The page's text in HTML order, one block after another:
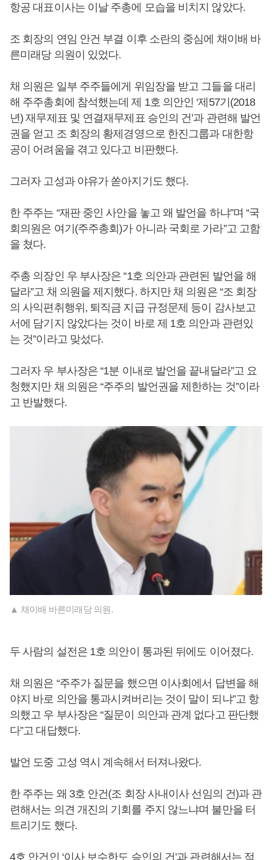
항공 대표이사는 이날 주총에 모습을 비치지 않았다.
조 회장의 연임 안건 부결 이후 소란의 중심에 채이배 바
른미래당 의원이 있었다.
채 의원은 일부 주주들에게 위임장을 받고 그들을 대리
해 주주총회에 참석했는데 제 1호 의안인 ‘제57기(2018
년) 재무제표 및 연결재무제표 승인의 건’과 관련해 발언
권을 얻고 조 회장의 황제경영으로 한진그룹과 대한항
공이 어려움을 겪고 있다고 비판했다.
그러자 고성과 야유가 쏟아지기도 했다.
한 주주는 “재판 중인 사안을 놓고 왜 발언을 하냐”며 “국
회의원은 여기(주주총회)가 아니라 국회로 가라”고 고함
을 쳤다.
주총 의장인 우 부사장은 “1호 의안과 관련된 발언을 해
달라”고 채 의원을 제지했다. 하지만 채 의원은 “조 회장
의 사익편취행위, 퇴직금 지급 규정문제 등이 감사보고
서에 담기지 않았다는 것이 바로 제 1호 의안과 관련있
는 것”이라고 맞섰다.
그러자 우 부사장은 “1분 이내로 발언을 끝내달라”고 요
청했지만 채 의원은 “주주의 발언권을 제한하는 것”이라
고 반발했다.
▲ 채이배 바른미래당 의원.
두 사람의 설전은 1호 의안이 통과된 뒤에도 이어졌다.
채 의원은 “주주가 질문을 했으면 이사회에서 답변을 해
야지 바로 의안을 통과시켜버리는 것이 말이 되냐”고 항
의했고 우 부사장은 “질문이 의안과 관계 없다고 판단했
다”고 대답했다.
발언 도중 고성 역시 계속해서 터져나왔다.
한 주주는 왜 3호 안건(조 회장 사내이사 선임의 건)과 관
련해서는 의견 개진의 기회를 주지 않느냐며 불만을 터
트리기도 했다.
4호 안건인 ‘이사 보수한도 승인의 건’과 관련해서는 적